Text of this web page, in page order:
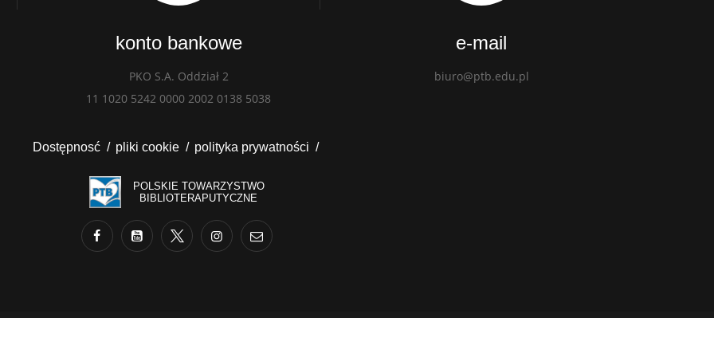
konto bankowe
PKO S.A. Oddział 2
11 1020 5242 0000 2002 0138 5038
e-mail
biuro@ptb.edu.pl
Dostępnosć pliki cookie polityka prywatności
POLSKIE TOWARZYSTWO
BIBLIOTERAPUTYCZNE